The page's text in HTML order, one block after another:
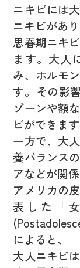
ニキビには
ニキビがあり
思春期ニキ
ます。大人
み、ホルモ
す。その影
ゾーンや額
ビができます
一方で、大
養バランス
アなどが関
アメリカの
表した「
によると、
大人ニキビ